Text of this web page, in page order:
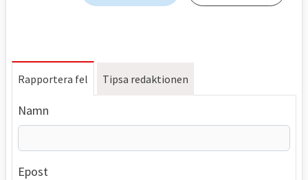
Rapportera fel Tipsa redaktionen
Namn
Epost